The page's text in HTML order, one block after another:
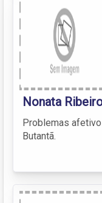
Nonata
Problemas
Butantã.